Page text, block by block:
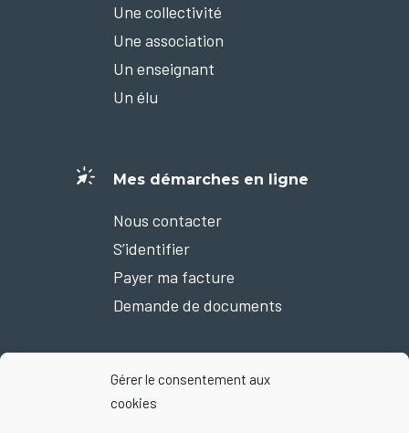
Gérer le consentement aux
cookies
Une collectivité
Une association
Un enseignant
Un élu
Mes démarches en ligne
Nous contacter
S’identifier
Payer ma facture
Demande de documents